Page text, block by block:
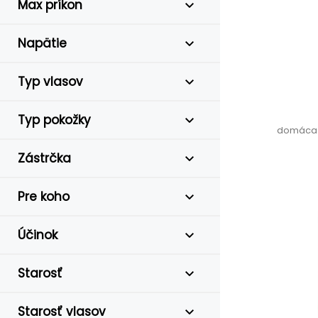
Max príkon
Napätie
Typ vlasov
Typ pokožky
Zástrčka
Pre koho
Účinok
Starosť
Starosť vlasov